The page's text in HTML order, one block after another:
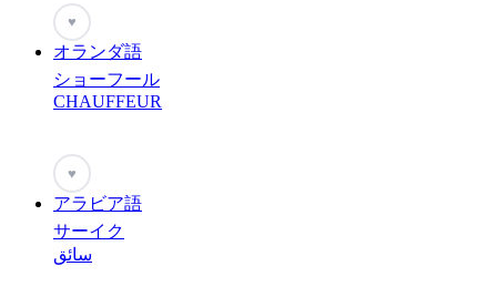
♥
オランダ語
ショーフール
CHAUFFEUR
♥
アラビア語
サーイク
سائق